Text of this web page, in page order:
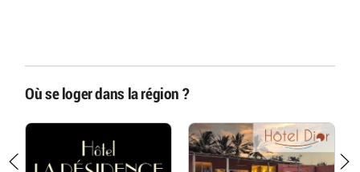
Où se loger dans la région ?